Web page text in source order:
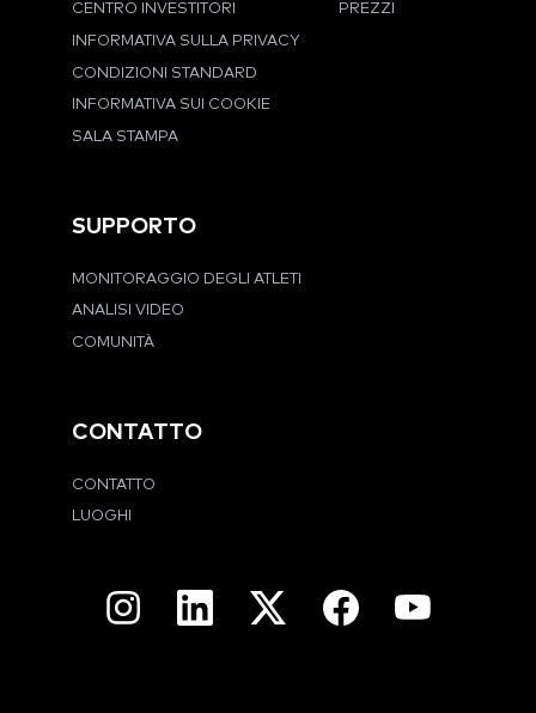
CENTRO INVESTITORI
INFORMATIVA SULLA PRIVACY
CONDIZIONI STANDARD
INFORMATIVA SUI COOKIE
SALA STAMPA
PREZZI
SUPPORTO
MONITORAGGIO DEGLI ATLETI
ANALISI VIDEO
COMUNITÀ
CONTATTO
CONTATTO
LUOGHI